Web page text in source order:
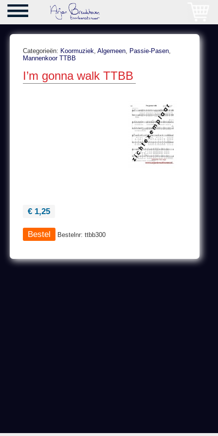
Categorieën: Koormuziek, Algemeen, Passie-Pasen,
Mannenkoor TTBB
I’m gonna walk TTBB
€ 1,25
Bestelnr: ttbb300